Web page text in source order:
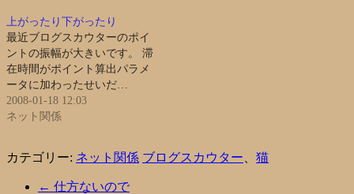
上がったり下がったり
最近ブログスカウターのポイ
ントの振幅が大きいです。 滞
在時間がポイント算出パラメ
ータに加わったせいだ…
2008-01-18 12:03
ネット関係
カテゴリー: ネット関係 ブログスカウター 猫
← 仕方ないので